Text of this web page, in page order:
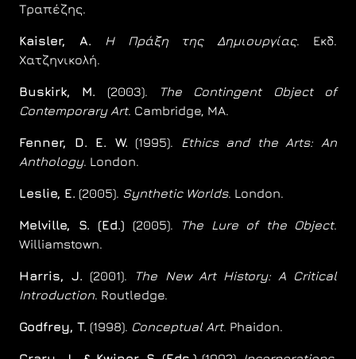
Τραπέζης.
Kaisler, A. Η Πράξη της Δημιουργίας. Εκδ.
Χατζηνικολή.
Buskirk, M. (2003).
The Contingent Object of
Contemporary Art. Cambridge, MA.
Fenner, D. E. W. (1995).
Ethics and the Arts: An
Anthology. London.
Leslie, E. (2005). Synthetic Worlds. London.
Melville, S. (Ed.) (2005). The Lure of the Object.
Williamstown.
Harris, J. (2001).
The New Art History: A Critical
Introduction. Routledge.
Godfrey, T. (1998). Conceptual Art. Phaidon.